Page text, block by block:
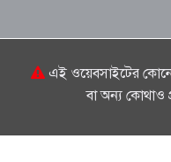
এই ওয়েবসাইটের
বা অন্য কোথাও